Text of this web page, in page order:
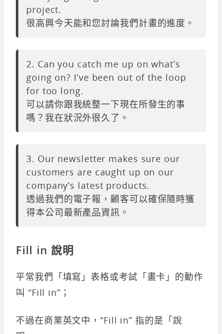
project.
很高興今天能和您討論我們計畫的進度。
2. Can you catch me up on what’s
going on? I’ve been out of the loop
for too long.
可以請你跟我統整一下現在所發生的事
嗎？我在狀況外很久了。
3. Our newsletter makes sure our
customers are caught up on our
company’s latest products.
透過我們的電子報，顧客可以確保隨時獲
得本公司最新產品資訊。
Fill in 說明
平常我們「填寫」表格或考試「畫卡」的動作
叫 “Fill in”；
不過在商業英文中，“Fill in” 指的是「說